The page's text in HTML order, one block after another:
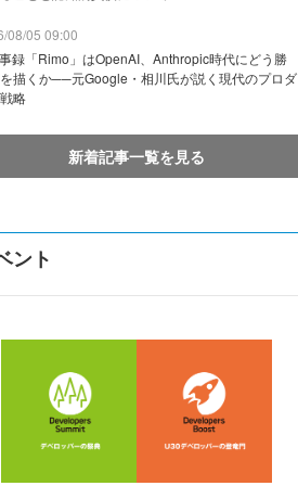
08/05 09:00
録「Rimo」はOpenAI、Anthropic時代にどう勝
描くか──元Google・相川氏が説く現代のプロダ
略
新着記事一覧を見る
ント